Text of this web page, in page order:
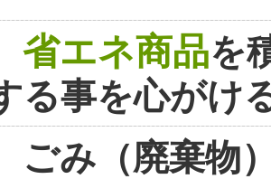
省エネ商品を
る事を心がけ
ごみ（廃棄物